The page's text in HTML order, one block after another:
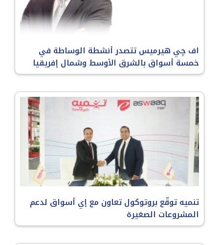
اف چي هيرميس تتصدر أنشطة الوساطة في
خمسة أسواق بالشرق الأوسط وشمال إفريقيا
تنميه توقّع بروتوكول تعاون مع إي أسواق لدعم
المشروعات الصغيرة